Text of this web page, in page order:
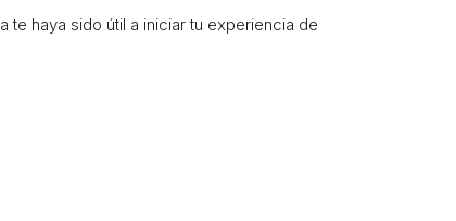
te haya sido útil a iniciar tu experiencia de